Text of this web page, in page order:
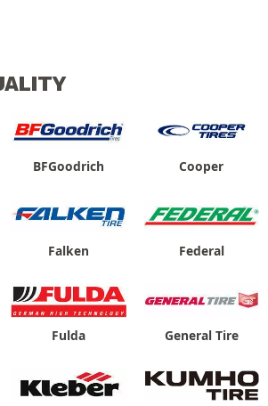
BFGoodrich Cooper
Falken Federal
Fulda General Tire